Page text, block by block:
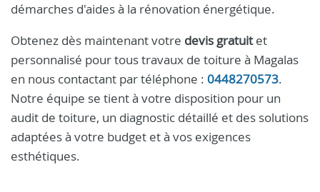
démarches d'aides à la rénovation énergétique.
Obtenez dès maintenant votre devis gratuitet
personnalisé pour tous travaux de toiture à Magalas
en nous contactant par téléphone : 0448270573.
Notre équipe se tient à votre disposition pour un
audit de toiture, un diagnostic détaillé et des solutions
adaptées à votre budget et à vos exigences
esthétiques.